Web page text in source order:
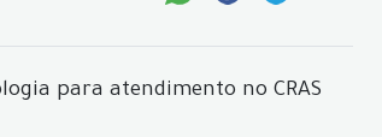
para atendimento no CRAS